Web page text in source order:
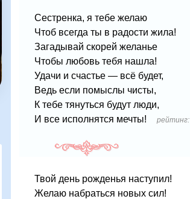
Сестренка, я тебе желаю
Чтоб всегда ты в радости жила!
Загадывай скорей желанье
Чтобы любовь тебя нашла!
Удачи и счастье — всё будет,
Ведь если помыслы чисты,
К тебе тянуться будут люди,
И все исполнятся мечты!
рейтинг:
Твой день рожденья наступил!
Желаю набраться новых сил!